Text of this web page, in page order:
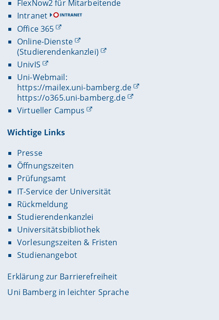
FlexNow2 für Mitarbeitende
Intranet
Office 365
Online-Dienste
(Studierendenkanzlei)
UnivIS
Uni-Webmail:
https://mailex.uni-bamberg.de
https://o365.uni-bamberg.de
Virtueller Campus
Wichtige Links
Presse
Öffnungszeiten
Prüfungsamt
IT-Service der Universität
Rückmeldung
Studierendenkanzlei
Universitätsbibliothek
Vorlesungszeiten & Fristen
Studienangebot
Erklärung zur Barrierefreiheit
Uni Bamberg in leichter Sprache